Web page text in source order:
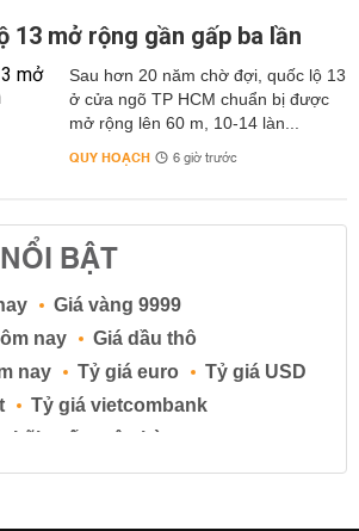
13 mở rộng gần gấp ba lần
Sau hơn 20 năm chờ đợi, quốc lộ 13
ở cửa ngõ TP HCM chuẩn bị được
mở rộng lên 60 m, 10-14 làn...
QUY HOẠCH 6 giờ trước
BẬT
Giá vàng 9999
nay
Giá dầu thô
nay
Tỷ giá euro
Tỷ giá USD
Tỷ giá vietcombank
Lãi suất ngân hàng
Lãi suất tiền gửi